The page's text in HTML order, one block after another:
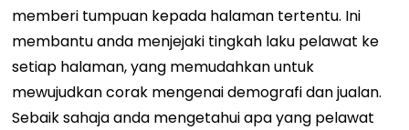
memberi tumpuan kepada halaman tertentu. Ini
membantu anda menjejaki tingkah laku pelawat ke
setiap halaman, yang memudahkan untuk
mewujudkan corak mengenai demografi dan jualan.
Sebaik sahaja anda mengetahui apa yang pelawat